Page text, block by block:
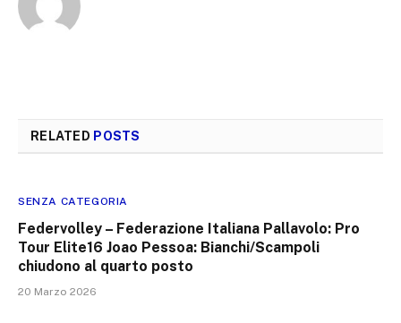
RELATED POSTS
SENZA CATEGORIA
Federvolley – Federazione Italiana Pallavolo: Pro
Tour Elite16 Joao Pessoa: Bianchi/Scampoli
chiudono al quarto posto
20 Marzo 2026